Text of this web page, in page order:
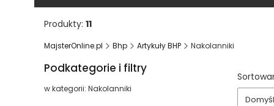
Produkty: 11
MajsterOnline.pl Bhp Artykuły BHP Nakolanniki
Podkategorie i filtry
w kategorii: Nakolanniki
Lista